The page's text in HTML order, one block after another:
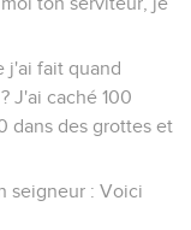
de nuages, le vent
sur son char
noua sa ceinture et
Jizreel.